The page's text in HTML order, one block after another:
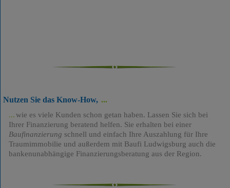
Nutzen Sie das Know-How,
wie es viele Kunden schon getan haben. Lassen Sie sich bei
Ihrer Finanzierung beratend helfen. Sie erhalten bei einer
Baufinanzierung schnell und einfach Ihre Auszahlung für Ihre
Traumimmobilie und außerdem mit Baufi Ludwigsburg auch die
bankenunabhängige Finanzierungsberatung aus der Region.